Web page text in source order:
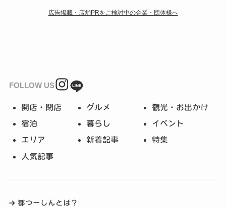
広告掲載・店舗PRをご検討中の企業・団体様へ
FOLLOW US
開店・閉店 グルメ 観光・お出かけ
宿泊 暮らし イベント
エリア 新着記事 特集
人気記事
都つーしんとは？